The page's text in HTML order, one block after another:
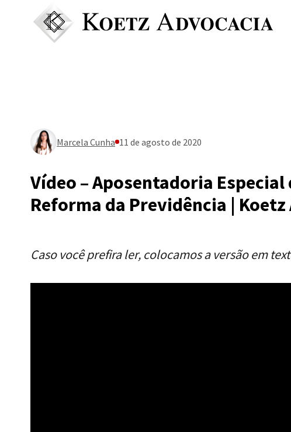
Marcela Cunha 11 de agosto de 2020
Vídeo – Aposentadoria
Reforma da Previdência | Koetz
Caso você prefira ler, colocamos a versão em